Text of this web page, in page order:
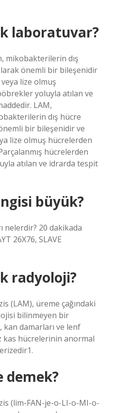
laboratuvar?
mikobakterilerin dış
önemli bir bileşenidir
lize olmuş
yoluyla atılan ve
LAM,
dış hücre
bir bileşenidir ve
lize olmuş hücrelerden
hücrelerden
atılan ve idrarda tespit
büyük?
nelerdir? 20 dakikada
26X76, SLAVE
radyoloji?
(LAM), üreme çağındaki
bilinmeyen bir
kan damarları ve lenf
kas hücrelerinin anormal
demek?
(lim-FAN-je-o-LI-o-MI-o-